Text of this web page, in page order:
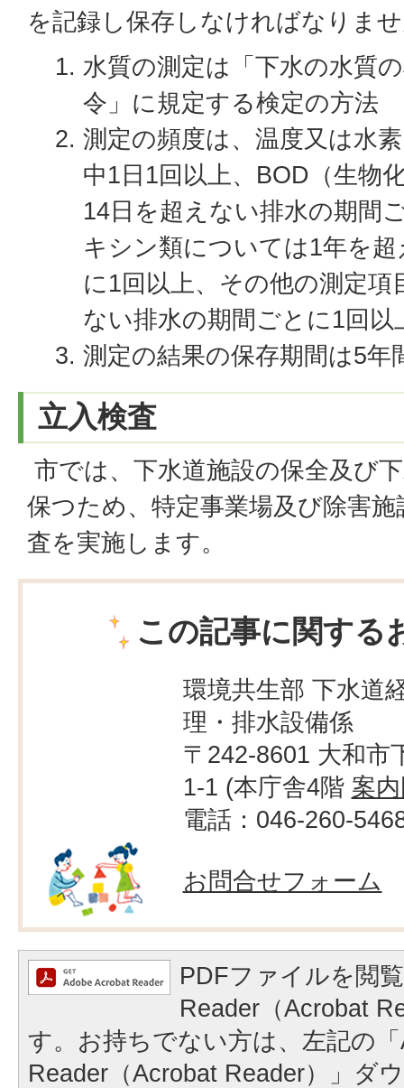
を記録し保存しなければなりま
水質の測定は「下水の水質
令」に規定する検定の方法
測定の頻度は、温度又は水
中1日1回以上、BOD（生物
14日を超えない排水の期間
キシン類については1年を
に1回以上、その他の測定
ない排水の期間ごとに1回以
測定の結果の保存期間は5年
立入検査
市では、下水道施設の保全及び
保つため、特定事業場及び除害
査を実施します。
この記事に関する
環境共生部 下水道
理・排水設備係
〒242-8601 大和市
1-1 (本庁舎4階 案
電話：046-260-
お問合せフォーム
PDFファイルを閲
Reader（Acrobat
す。お持ちでない方は、左記の
Reader（Acrobat Reader）」ダ